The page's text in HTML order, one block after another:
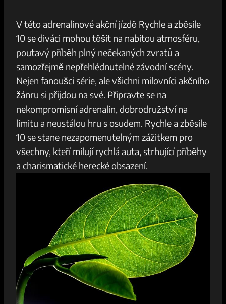
V‍ této adrenalinové akční ⁤jízdě Rychle a⁣ zběsile
10⁢ se diváci⁢ mohou​ těšit​ na nabitou atmosféru,
poutavý příběh ⁤plný nečekaných⁢ zvratů a
samozřejmě nepřehlédnutelné závodní ‍scény.
Nejen fanoušci série,⁤ ale všichni​ milovníci akčního
žánru ⁤si přijdou na své.‍ Připravte se na⁣
nekompromisní ‌adrenalin, dobrodružství na⁢
limitu a neustálou hru s⁤ osudem. Rychle a zběsile
10⁣ se stane nezapomenutelným zážitkem pro⁣
všechny,⁣ kteří‍ milují‌ rychlá⁢ auta, strhující⁢ příběhy
a charismatické herecké ​obsazení.